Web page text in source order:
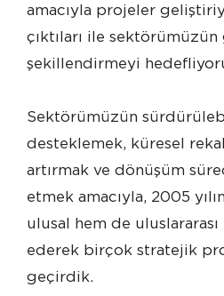
amacıyla projeler
çıktıları ile
şekillendirmeyi
Sektörümüzün
desteklemek, küresel
artırmak ve dönüşüm
etmek amacıyla, 2005
ulusal hem de
ederek birçok stratejik
geçirdik.